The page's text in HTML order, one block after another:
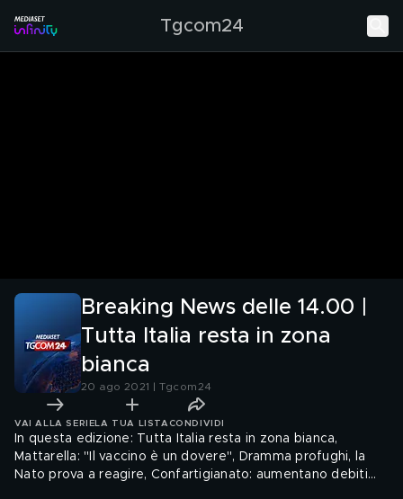
Tgcom24
Breaking News delle 14.00 |
Tutta Italia resta in zona
bianca
20 ago 2021 | Tgcom24
VAI ALLA SERIE LA TUA LISTA CONDIVIDI
In questa edizione: Tutta Italia resta in zona bianca,
Mattarella: "Il vaccino è un dovere", Dramma profughi, la
Nato prova a reagire, Confartigianato: aumentano debiti